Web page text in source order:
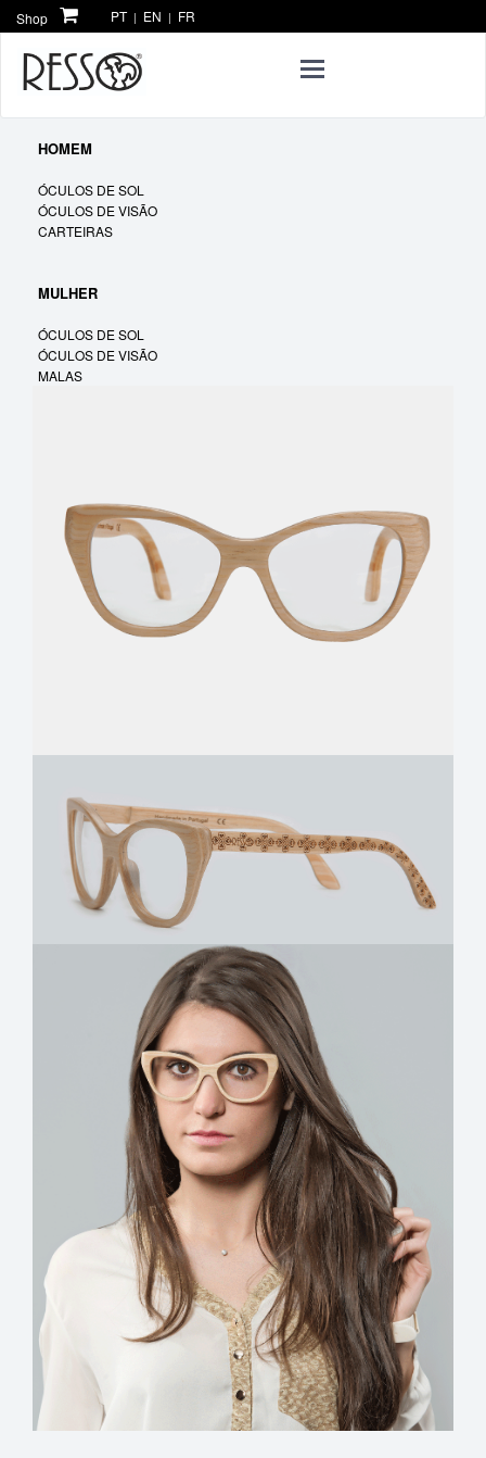
Shop PT| EN | FR
HOMEM
ÓCULOS DE SOL
ÓCULOS DE VISÃO
CARTEIRAS
MULHER
ÓCULOS DE SOL
ÓCULOS DE VISÃO
MALAS